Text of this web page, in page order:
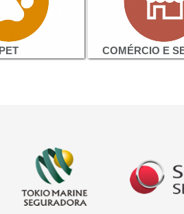
PET COMÉRCIO E